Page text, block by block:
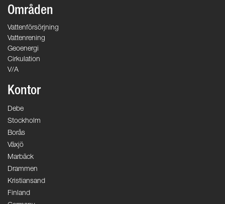
Områden
Vattenförsörjning
Vattenrening
Geoenergi
Cirkulation
V/A
Kontor
Debe
Stockholm
Borås
Växjö
Marbäck
Drammen
Kristiansand
Finland